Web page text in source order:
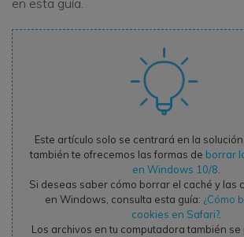
en esta guía.
Este artículo solo se centrará en la
también te ofrecemos las formas de borrar
en Windows 10/8
Si deseas saber cómo borrar el caché y las
en Windows, consulta esta guía: ¿Cómo
cookies en Safari?.
Los archivos en tu computadora también